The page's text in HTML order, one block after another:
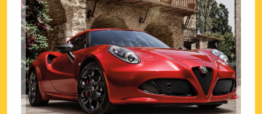
Büyük tasarruflar
Özel iş ortağı tekliflerine erişim sağlayın
eLink ile giriş yap